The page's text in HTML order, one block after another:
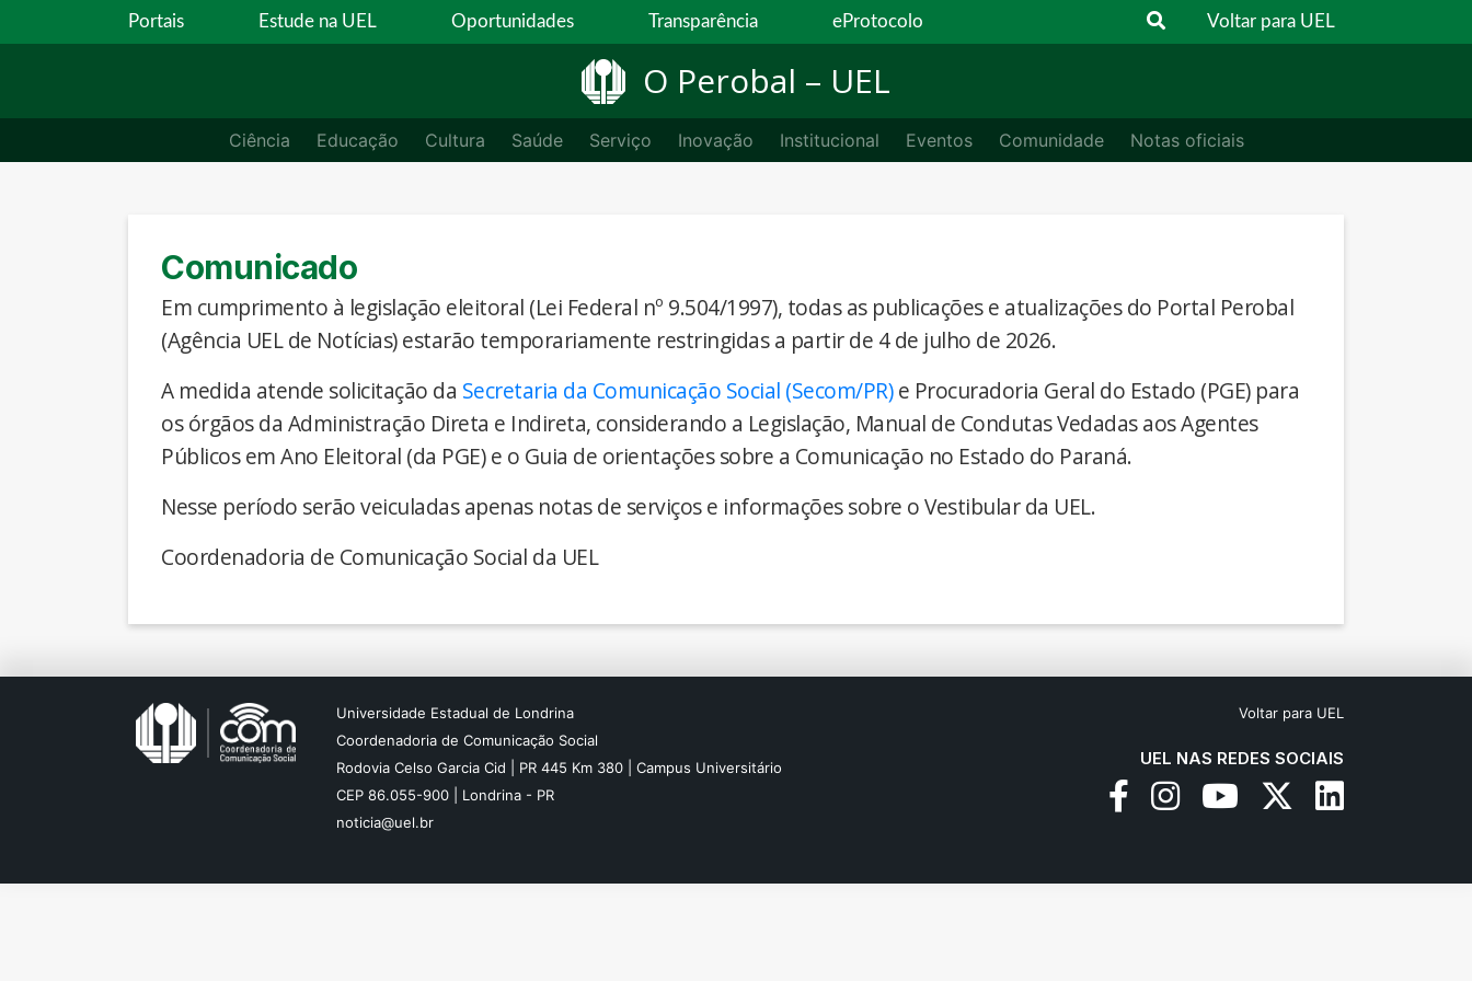
Portais Estude na UEL Oportunidades Transparência eProtocolo Voltar para UEL
O Perobal – UEL
Ciência Educação Cultura Saúde Serviço Inovação Institucional Eventos Comunidade Notas oficiais
Comunicado
Em cumprimento à legislação eleitoral (Lei Federal nº 9.504/1997), todas as publicações e atualizações do Portal Perobal
(Agência UEL de Notícias) estarão temporariamente restringidas a partir de 4 de julho de 2026.
A medida atende solicitação da Secretaria da Comunicação Social (Secom/PR)e Procuradoria Geral do Estado (PGE) para
os órgãos da Administração Direta e Indireta, considerando a Legislação, Manual de Condutas Vedadas aos Agentes
Públicos em Ano Eleitoral (da PGE) e o Guia de orientações sobre a Comunicação no Estado do Paraná.
Nesse período serão veiculadas apenas notas de serviços e informações sobre o Vestibular da UEL.
Coordenadoria de Comunicação Social da UEL
Universidade Estadual de Londrina
Coordenadoria de Comunicação Social
Rodovia Celso Garcia Cid | PR 445 Km 380 | Campus Universitário
CEP 86.055-900 | Londrina - PR
noticia@uel.br
Voltar para UEL
UEL NAS REDES SOCIAIS